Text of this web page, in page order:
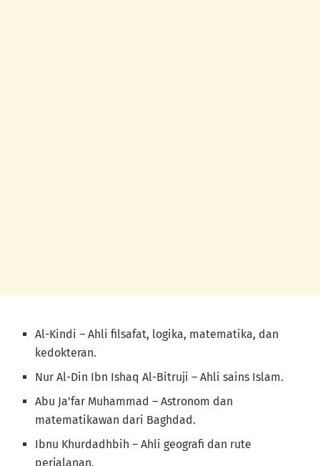
Al-Kindi – Ahli filsafat, logika, matematika, dan
kedokteran.
Nur Al-Din Ibn Ishaq Al-Bitruji – Ahli sains Islam.
Abu Ja’far Muhammad – Astronom dan
matematikawan dari Baghdad.
Ibnu Khurdadhbih – Ahli geografi dan rute
perjalanan.